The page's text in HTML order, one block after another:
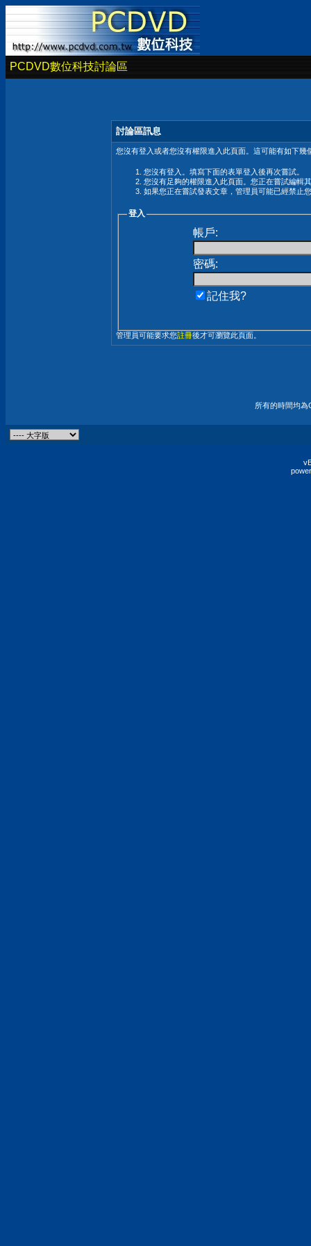
PCDVD數位科技討論區
討論區訊息
您沒有登入或者您沒有權限進入此頁面。這可能有如下幾
您沒有登入。填寫下面的表單登入後再次嘗試。
您沒有足夠的權限進入此頁面。您正在嘗試編輯
如果您正在嘗試發表文章，管理員可能已經禁止
登入
帳戶:
密碼:
記住我?
管理員可能要求您註冊後才可瀏覽此頁面。
所有的時間均為